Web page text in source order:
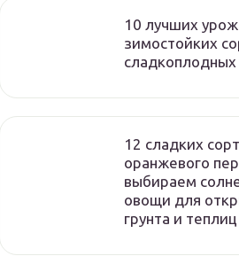
10 лучших
зимостойких
сладкоплодных
12 сладких
оранжевого
выбираем
овощи для
грунта и теплиц